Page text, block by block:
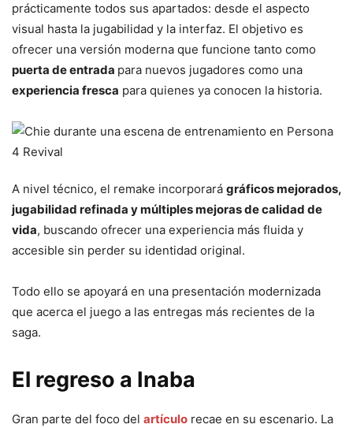
prácticamente todos sus apartados: desde el aspecto
visual hasta la jugabilidad y la interfaz. El objetivo es
ofrecer una versión moderna que funcione tanto como
puerta de entrada para nuevos jugadores como una
experiencia fresca para quienes ya conocen la historia.
A nivel técnico, el remake incorporará gráficos mejorados,
jugabilidad refinada y múltiples mejoras de calidad de
vida, buscando ofrecer una experiencia más fluida y
accesible sin perder su identidad original.
Todo ello se apoyará en una presentación modernizada
que acerca el juego a las entregas más recientes de la
saga.
El regreso a Inaba
Gran parte del foco del artículo recae en su escenario. La